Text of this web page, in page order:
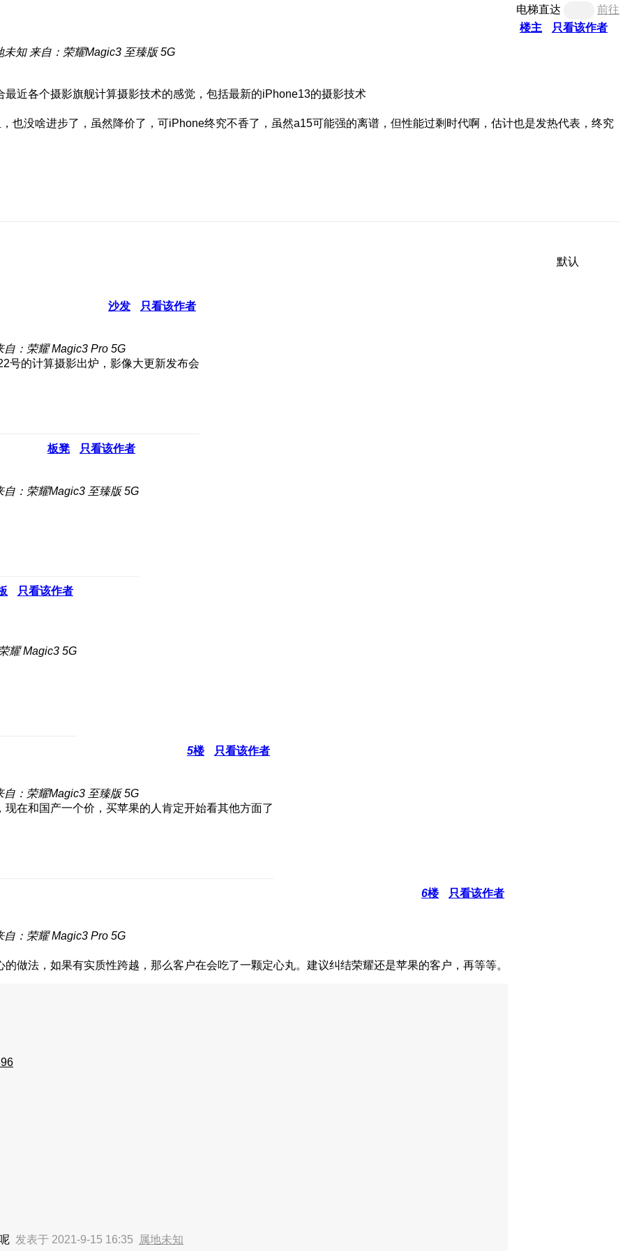
电梯直达
前往
楼主
只看该作者
未知 来自：荣耀Magic3 至臻版 5G
近各个摄影旗舰计算摄影技术的感觉，包括最新的iPhone13的摄影技术
也没啥进步了，虽然降价了，可iPhone终究不香了，虽然a15可能强的离谱，但性能过剩时代啊，估计也是发热代表，终究
默认
沙发 只看该作者
自：荣耀 Magic3 Pro 5G
板凳 只看该作者
自：荣耀Magic3 至臻版 5G
只看该作者
耀 Magic3 5G
5楼 只看该作者
自：荣耀Magic3 至臻版 5G
在和国产一个价，买苹果的人肯定开始看其他方面了
6楼 只看该作者
自：荣耀 Magic3 Pro 5G
做法，如果有实质性跨越，那么客户在会吃了一颗定心丸。建议纠结荣耀还是苹果的客户，再等等。
发表于 2021-9-15 16:35 属地未知